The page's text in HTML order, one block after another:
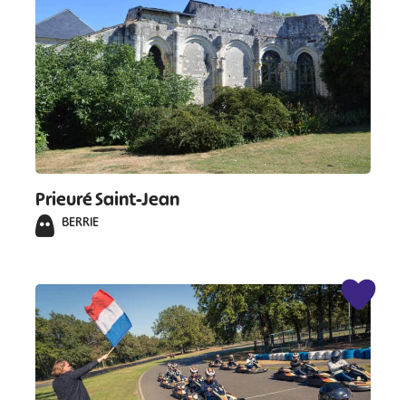
Prieuré Saint-Jean
BERRIE
#
#
#
#
#